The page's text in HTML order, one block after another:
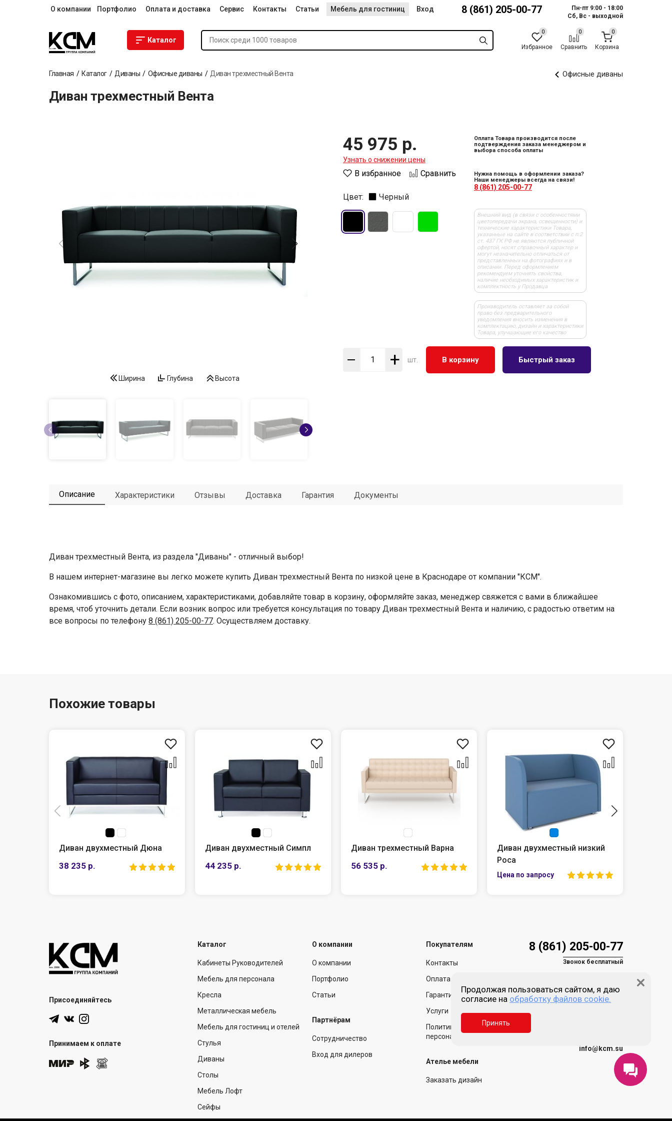
О компании Портфолио Оплата и доставка Сервис Контакты Статьи Мебель для гостиниц Вход 8 (861) 205-00-77
Пн-пт 9:00 - 18:00
Сб, Вс - выходной
Каталог
Избранное Сравнить Корзина
Главная Каталог Диваны Офисные диваны Диван трехместный Вента Офисные диваны
Диван трехместный Вента
Ширина Глубина Высота
45 975 р.
Узнать о снижении цены
В избранное Сравнить
Цвет: Черный
Оплата Товара производится после
подтверждения заказа менеджером и
выбора способа оплаты
Нужна помощь в оформлении заказа?
Наши менеджеры всегда на связи!
8 (861) 205-00-77
Внешний вид (в связи с особенностями
цветопередачи экрана, освещенности) и
технические характеристики Товара,
указанные на сайте в соответствии с п.2
ст. 437 ГК РФ не являются публичной
офертой, носят справочный характер и
могут незначительно отличаться от
представленных на фотографиях и в
описании. Перед оформлением
рекомендуем уточнять свойства,
наличие необходимых характеристик и
комплектность у Продавца
Производитель оставляет за собой
право без предварительного
уведомления вносить изменения в
комплектацию, дизайн и характеристики
Товара, улучшающие его качество
+ шт. В корзину Быстрый заказ
Описание Характеристики Отзывы Доставка Гарантия Документы
Диван трехместный Вента, из раздела "Диваны" - отличный выбор!
В нашем интернет-магазине вы легко можете купить Диван трехместный Вента по низкой цене в Краснодаре от компании "КСМ".
Ознакомившись с фото, описанием, характеристиками, добавляйте товар в корзину, оформляйте заказ, менеджер свяжется с вами в ближайшее
время, чтоб уточнить детали. Если возник вопрос или требуется консультация по товару Диван трехместный Вента и наличию, с радостью ответим на
все вопросы по телефону 8 (861) 205-00-77. Осуществляем доставку.
Похожие товары
Диван двухместный Дюна
38 235 р.
Диван двухместный Симпл
44 235 р.
Диван трехместный Варна
56 535 р.
Диван двухместный низкий
Роса
Присоединяйтесь
Принимаем к оплате
Каталог
Кабинеты Руководителей
Мебель для персонала
Кресла
Металлическая мебель
Мебель для гостиниц и отелей
Стулья
Диваны
Столы
Мебель Лофт
Сейфы
О компании
О компании
Портфолио
Статьи
Партнёрам
Сотрудничество
Вход для дилеров
Покупателям
Контакты
Оплата и доставка
Гарантия и возврат
Услуги
Политика обработки
персональных данных
Ателье мебели
Заказать дизайн
8 (861) 205-00-77
Звонок бесплатный
Пн-пт 9:00 - 18:00
info@kcm.su
Продолжая пользоваться сайтом, я даю
согласие на обработку файлов cookie.
Принять